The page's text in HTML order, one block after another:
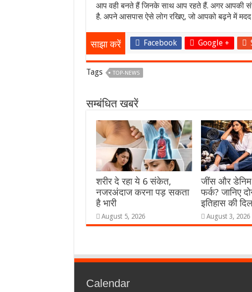
आप वही बनते हैं जिनके साथ आप रहते हैं. अगर आपकी
है. अपने आसपास ऐसे लोग रखिए, जो आपको बढ़ने में
साझा करें Facebook Google +
Tags TOP-NEWS
सम्बंधित खबरें
शरीर दे रहा ये 6 संकेत,
नजरअंदाज करना पड़ सकता
है भारी
August 5, 2026
जींस और डेनिम
फर्क? जानिए
इतिहास की
August 3, 2026
Calendar